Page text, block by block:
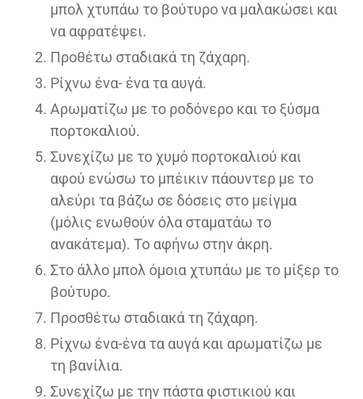
μπολ χτυπάω το βούτυρο να μαλακώσει και
να αφρατέψει.
Προθέτω σταδιακά τη ζάχαρη.
Ρίχνω ένα- ένα τα αυγά.
Αρωματίζω με το ροδόνερο και το ξύσμα
πορτοκαλιού.
Συνεχίζω με το χυμό πορτοκαλιού και
αφού ενώσω το μπέικιν πάουντερ με το
αλεύρι τα βάζω σε δόσεις στο μείγμα
(μόλις ενωθούν όλα σταματάω το
ανακάτεμα). Το αφήνω στην άκρη.
Στο άλλο μπολ όμοια χτυπάω με το μίξερ το
βούτυρο.
Προσθέτω σταδιακά τη ζάχαρη.
Ρίχνω ένα-ένα τα αυγά και αρωματίζω με
τη βανίλια.
Συνεχίζω με την πάστα φιστικιού και